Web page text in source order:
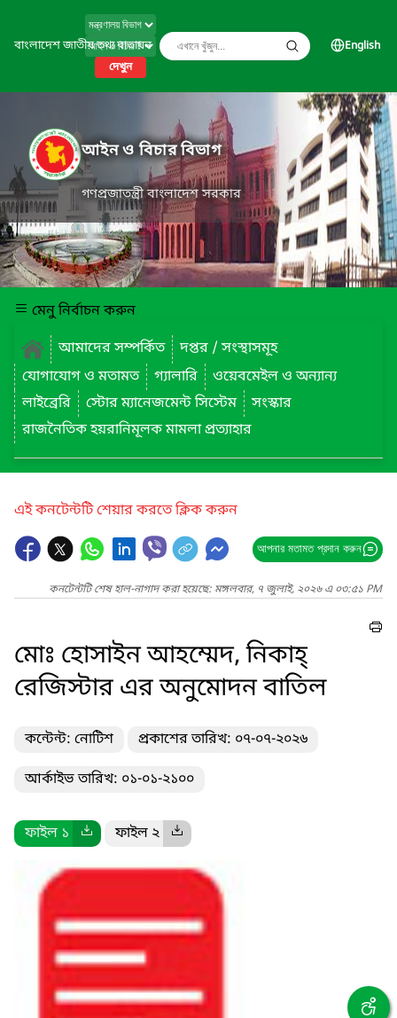
বাংলাদেশ জাতীয় তথ্য বাতায়ন
দেখুন
English
আইন ও বিচার বিভাগ
গণপ্রজাতন্ত্রী বাংলাদেশ সরকার
মেনু নির্বাচন করুন
আমাদের সম্পর্কিত
দপ্তর / সংস্থাসমূহ
যোগাযোগ ও মতামত
গ্যালারি
ওয়েবমেইল ও অন্যান্য
লাইব্রেরি
স্টোর ম্যানেজমেন্ট সিস্টেম
সংস্কার
রাজনৈতিক হয়রানিমূলক মামলা প্রত্যাহার
এই কনটেন্টটি শেয়ার করতে ক্লিক করুন
আপনার মতামত প্রদান করুন
কনটেন্টটি শেষ হাল-নাগাদ করা হয়েছে: মঙ্গলবার, ৭ জুলাই, ২০২৬ এ ০৩:৫১ PM
মোঃ হোসাইন আহম্মেদ, নিকাহ্‌
রেজিস্টার এর অনুমোদন বাতিল
কন্টেন্ট: নোটিশ প্রকাশের তারিখ: ০৭-০৭-২০২৬
আর্কাইভ তারিখ: ০১-০১-২১০০
ফাইল ১ ফাইল ২